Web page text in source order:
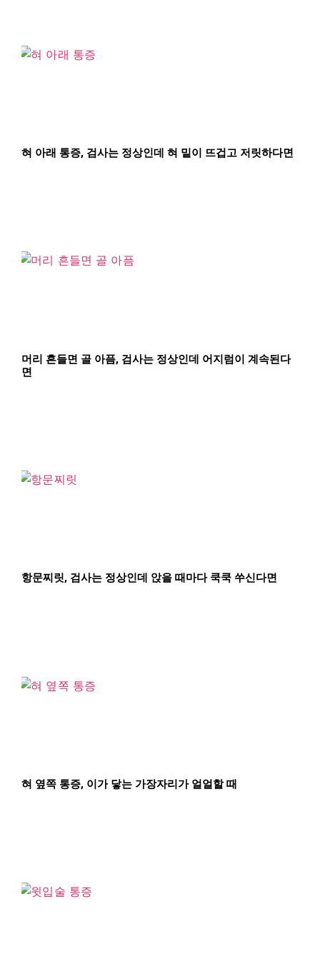
혀 아래 통증, 검사는 정상인데 혀 밑이 뜨겁고 저릿하다면
머리 흔들면 골 아픔, 검사는 정상인데 어지럼이 계속된다
면
항문찌릿, 검사는 정상인데 앉을 때마다 쿡쿡 쑤신다면
혀 옆쪽 통증, 이가 닿는 가장자리가 얼얼할 때